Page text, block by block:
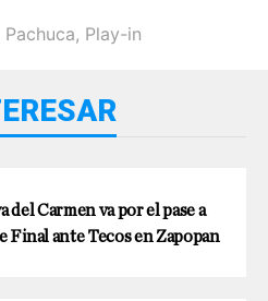
Pachuca, Play-in
del Carmen va por el pase a
Final ante Tecos en Zapopan